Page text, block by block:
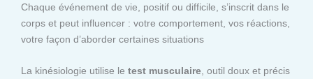
Chaque événement de vie, positif ou difficile, s’inscrit dans le
corps et peut influencer : votre comportement, vos réactions,
votre façon d’aborder certaines situations
La kinésiologie utilise le test musculaire, outil doux et précis